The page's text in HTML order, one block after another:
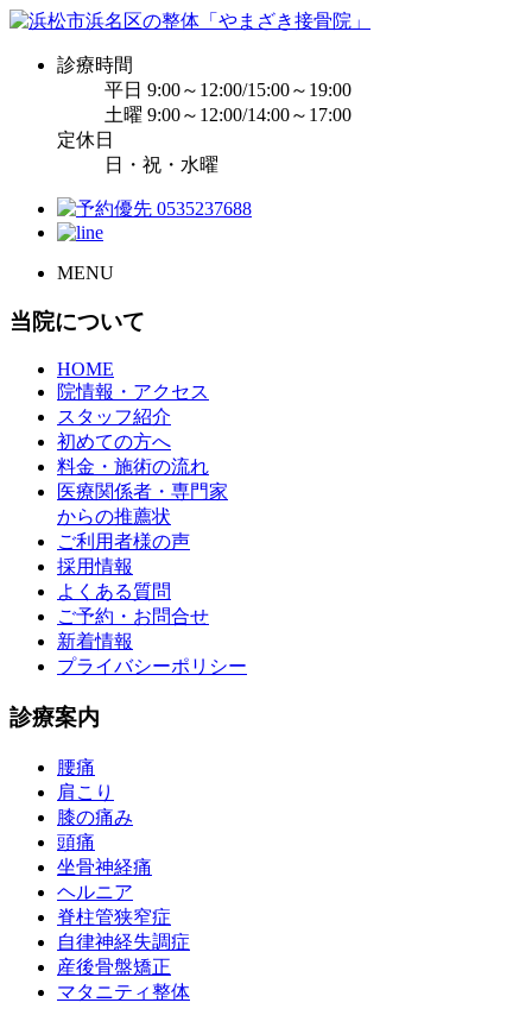
診療時間
平日 9:00～12:00/15:00～19:00
土曜 9:00～12:00/14:00～17:00
定休日
日・祝・水曜
MENU
当院について
HOME
院情報・アクセス
スタッフ紹介
初めての方へ
料金・施術の流れ
医療関係者・専門家
からの推薦状
ご利用者様の声
採用情報
よくある質問
ご予約・お問合せ
新着情報
プライバシーポリシー
診療案内
腰痛
肩こり
膝の痛み
頭痛
坐骨神経痛
ヘルニア
脊柱管狭窄症
自律神経失調症
産後骨盤矯正
マタニティ整体